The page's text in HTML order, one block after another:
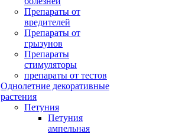
Препараты от
вредителей
Препараты от
грызунов
Препараты
стимуляторы
препараты от тестов
Однолетние декоративные
растения
Петуния
Петуния
ампельная